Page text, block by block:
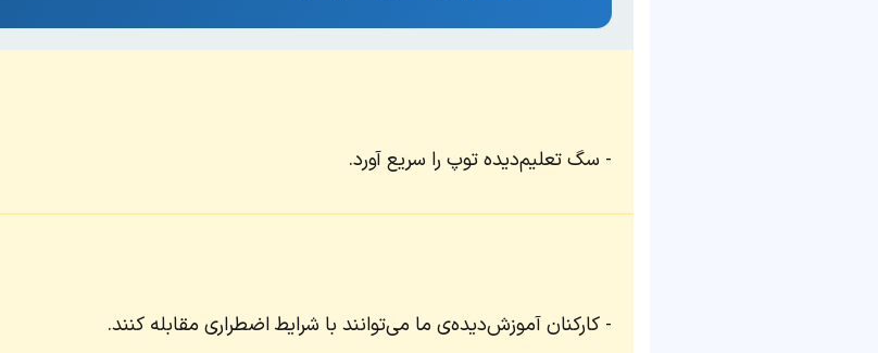
سگ تعلیم‌دیده توپ را سریع آورد.
کارکنان آموزش‌دیده‌ی ما می‌توانند با شرایط اضطراری مقابله کنند.